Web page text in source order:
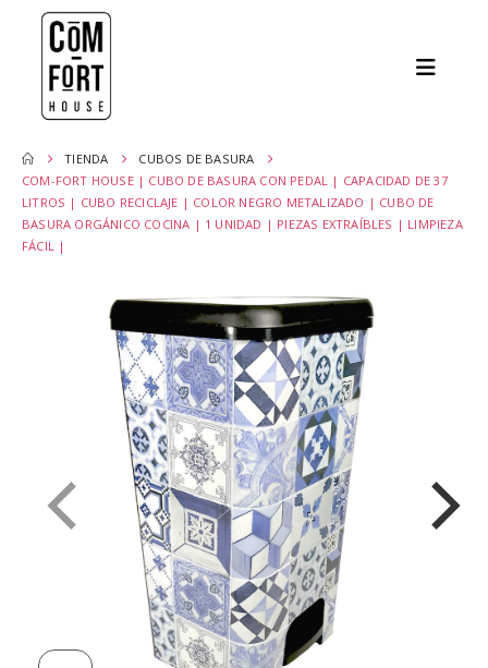
TIENDA
CUBOS DE BASURA
COM-FORT HOUSE | CUBO DE BASURA CON PEDAL | CAPACIDAD DE 37
LITROS | CUBO RECICLAJE | COLOR NEGRO METALIZADO | CUBO DE
BASURA ORGÁNICO COCINA | 1 UNIDAD | PIEZAS EXTRAÍBLES | LIMPIEZA
FÁCIL |